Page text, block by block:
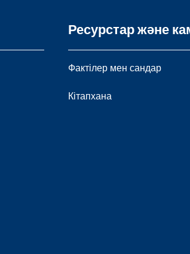
Ресурстар және
Фактілер мен сандар
Кітапхана